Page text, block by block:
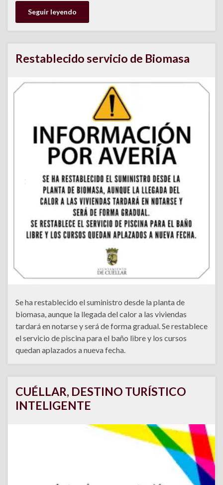
Seguir leyendo
Restablecido servicio de Biomasa
Se ha restablecido el suministro desde la planta de
biomasa, aunque la llegada del calor a las viviendas
tardará en notarse y será de forma gradual. Se restablece
el servicio de piscina para el baño libre y los cursos
quedan aplazados a nueva fecha.
CUÉLLAR, DESTINO TURÍSTICO
INTELIGENTE